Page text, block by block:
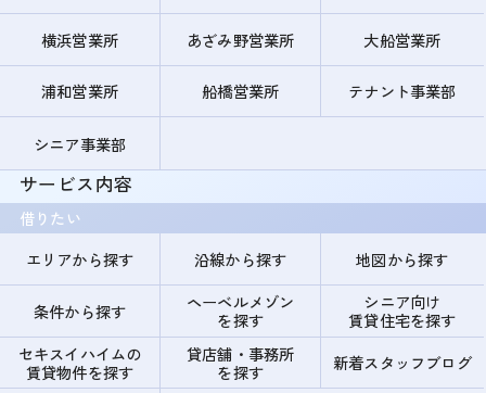
横浜営業所 あざみ野営業所 大船営業所
浦和営業所 船橋営業所 テナント事業部
シニア事業部
サービス内容
借りたい
エリアから探す
沿線から探す 地図から探す
条件から探す
ヘーベルメゾン
を探す
シニア向け
賃貸住宅を探す
セキスイハイムの
賃貸物件を探す
貸店舗・事務所
を探す
新着スタッフブログ